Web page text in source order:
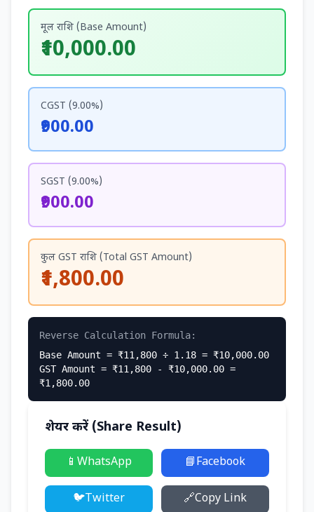
मूल राशि (Base Amount)
₹10,000.00
CGST (9.00%)
₹900.00
SGST (9.00%)
₹900.00
कुल GST राशि (Total GST Amount)
₹1,800.00
Reverse Calculation Formula:
Base Amount = ₹11,800 ÷ 1.18 = ₹10,000.00
GST Amount = ₹11,800 - ₹10,000.00 =
₹1,800.00
शेयर करें (Share Result)
📱 WhatsApp 📘Facebook
🐦Twitter 🔗Copy Link